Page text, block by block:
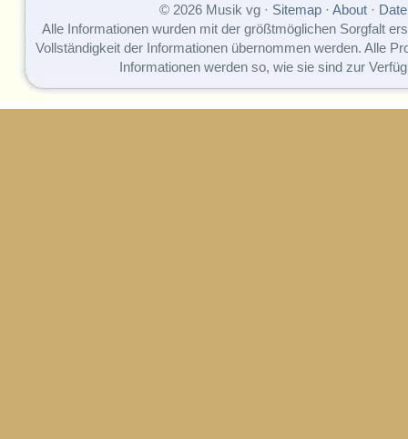
© 2026 Musik vg · Sitemap· About·
Alle Informationen wurden mit der größtmöglichen Sorgfalt
Vollständigkeit der Informationen übernommen werden. Alle
Informationen werden so, wie sie sind zur